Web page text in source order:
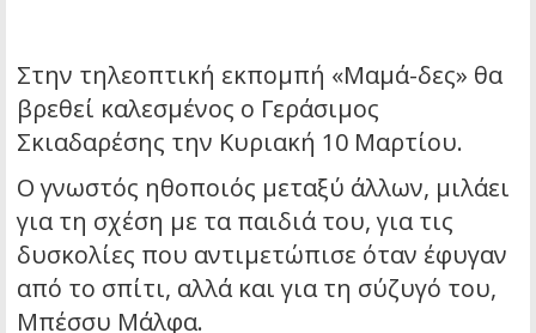
Στην τηλεοπτική εκπομπή «Μαμά-δες» θα
βρεθεί καλεσμένος ο Γεράσιμος
Σκιαδαρέσης την Κυριακή 10 Μαρτίου.
Ο γνωστός ηθοποιός μεταξύ άλλων, μιλάει
για τη σχέση με τα παιδιά του, για τις
δυσκολίες που αντιμετώπισε όταν έφυγαν
από το σπίτι, αλλά και για τη σύζυγό του,
Μπέσσυ Μάλφα.